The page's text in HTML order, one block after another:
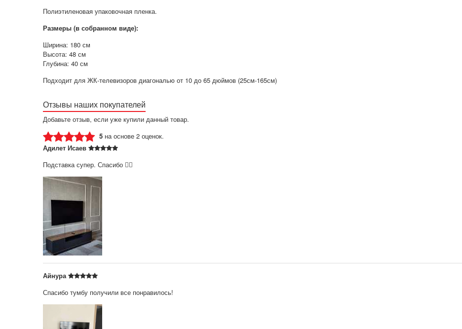
Полиэтиленовая упаковочная пленка.
Размеры (в собранном виде):
Ширина: 180 см
Высота: 48 см
Глубина: 40 см
Подходит для ЖК-телевизоров диагональю от 10 до 65 дюймов (25см-165см)
Отзывы наших покупателей
Добавьте отзыв, если уже купили данный товар.
5 на основе 2 оценок.
Адилет Исаев
Подставка супер. Спасибо 👍🏻
Айнура
Спасибо тумбу получили все понравилось!